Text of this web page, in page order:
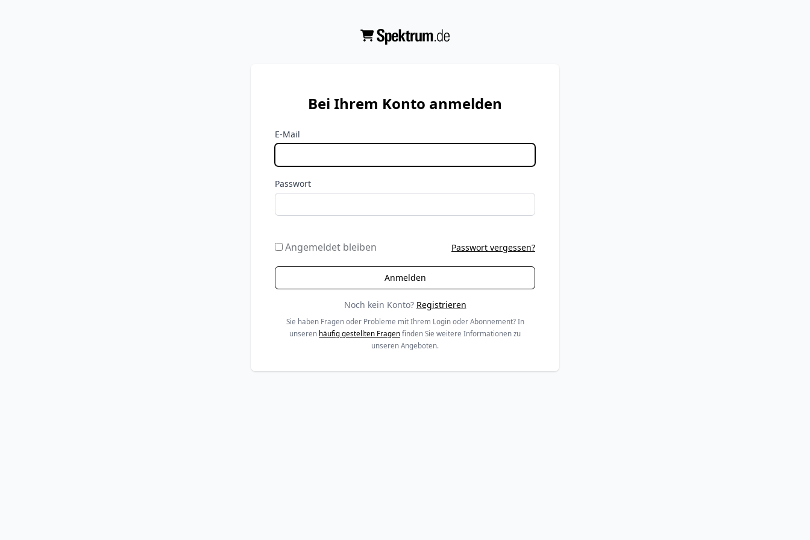
Bei Ihrem Konto anmelden
E-Mail
Passwort
Angemeldet bleiben Passwort vergessen?
Noch kein Konto? Registrieren
Sie haben Fragen oder Probleme mit Ihrem Login oder Abonnement? In
unseren häufig gestellten Fragen finden Sie weitere Informationen zu
unseren Angeboten.